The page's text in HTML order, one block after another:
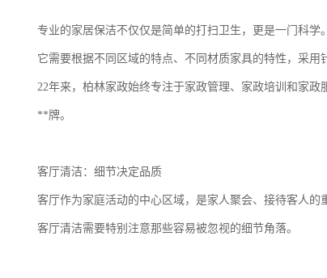
专业的家居保洁不仅仅是简单的打扫卫生，更是一门科学。
它需要根据不同区域的特点、不同材质家具的特性，采用
22年来，柏林家政始终专注于家政管理、家政培训和家
**牌。
客厅清洁：细节决定品质
客厅作为家庭活动的中心区域，是家人聚会、接待客人的
客厅清洁需要特别注意那些容易被忽视的细节角落。